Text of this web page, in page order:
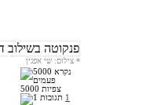
*
5000 צפיות
1